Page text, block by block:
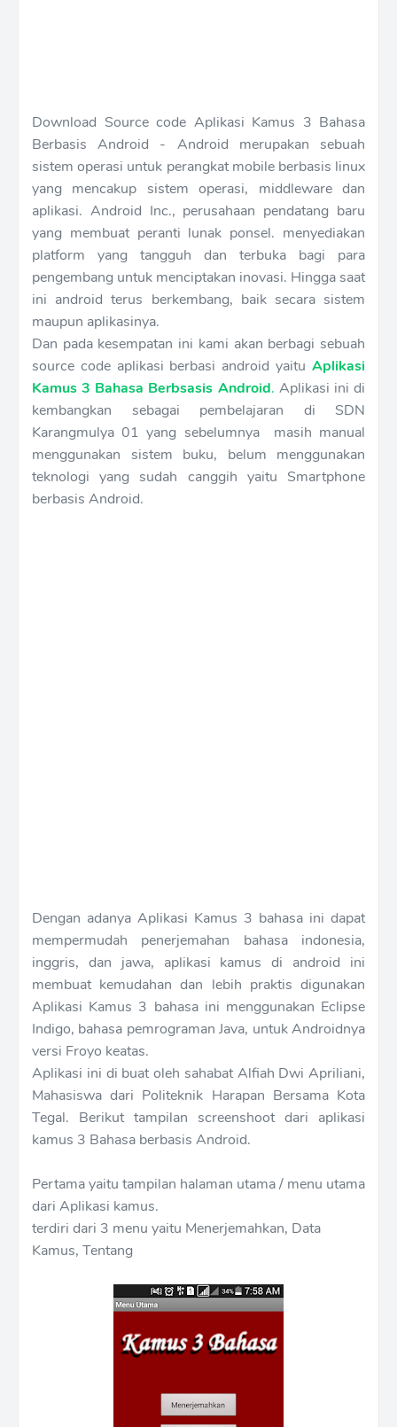
Download Source code Aplikasi Kamus 3 Bahasa
Berbasis Android - Android merupakan sebuah
sistem operasi untuk perangkat mobile berbasis linux
yang mencakup sistem operasi, middleware dan
aplikasi. Android Inc., perusahaan pendatang baru
yang membuat peranti lunak ponsel. menyediakan
platform yang tangguh dan terbuka bagi para
pengembang untuk menciptakan inovasi. Hingga saat
ini android terus berkembang, baik secara sistem
maupun aplikasinya.
Dan pada kesempatan ini kami akan berbagi sebuah
source code aplikasi berbasi android yaitu Aplikasi
Kamus 3 Bahasa Berbsasis Android. Aplikasi ini di
kembangkan sebagai pembelajaran di SDN
Karangmulya 01 yang sebelumnya masih manual
menggunakan sistem buku, belum menggunakan
teknologi yang sudah canggih yaitu Smartphone
berbasis Android.
Dengan adanya Aplikasi Kamus 3 bahasa ini dapat
mempermudah penerjemahan bahasa indonesia,
inggris, dan jawa, aplikasi kamus di android ini
membuat kemudahan dan lebih praktis digunakan
Aplikasi Kamus 3 bahasa ini menggunakan Eclipse
Indigo, bahasa pemrograman Java, untuk Androidnya
versi Froyo keatas.
Aplikasi ini di buat oleh sahabat Alfiah Dwi Apriliani,
Mahasiswa dari Politeknik Harapan Bersama Kota
Tegal. Berikut tampilan screenshoot dari aplikasi
kamus 3 Bahasa berbasis Android.
Pertama yaitu tampilan halaman utama / menu utama
dari Aplikasi kamus.
terdiri dari 3 menu yaitu Menerjemahkan, Data
Kamus, Tentang